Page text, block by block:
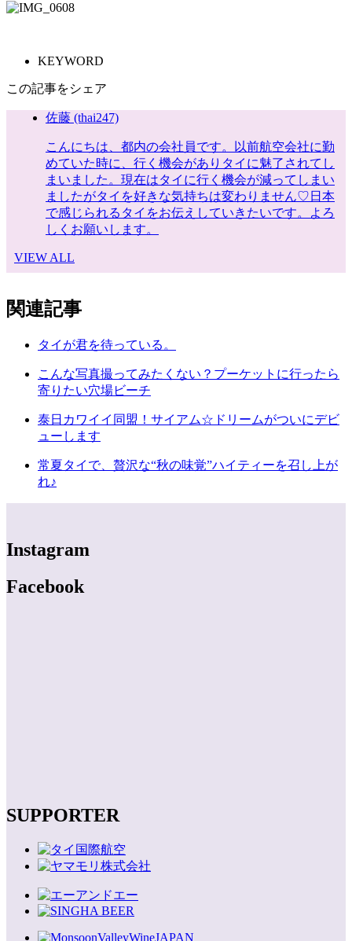
KEYWORD
この記事をシェア
佐藤 (thai247)
こんにちは、都内の会社員です。以前航空会社に勤
めていた時に、行く機会がありタイに魅了されてし
まいました。現在はタイに行く機会が減ってしまい
ましたがタイを好きな気持ちは変わりません♡日本
で感じられるタイをお伝えしていきたいです。よろ
しくお願いします。
VIEW ALL
関連記事
タイが君を待っている。
こんな写真撮ってみたくない？プーケットに行ったら
寄りたい穴場ビーチ
泰日カワイイ同盟！サイアム☆ドリームがついにデビ
ューします
常夏タイで、贅沢な“秋の味覚”ハイティーを召し上が
れ♪
Instagram
Facebook
SUPPORTER